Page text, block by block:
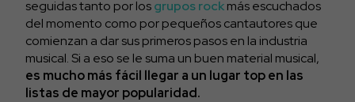
seguidas tanto por losgrupos rockmás escuchados
del momento como por pequeños cantautores que
comienzan a dar sus primeros pasos en la industria
musical. Si a eso se le suma un buen material musical,
es mucho más fácil llegar a un lugar top en las
listas de mayor popularidad.